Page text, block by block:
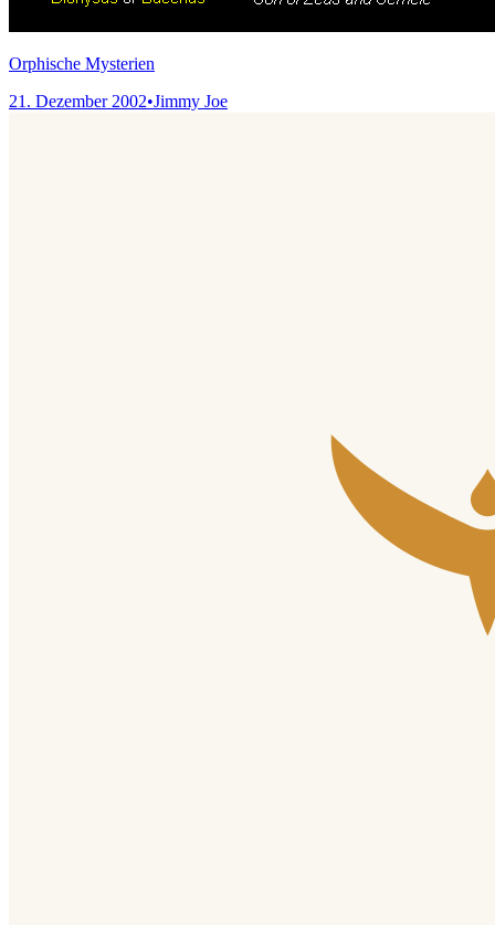
Orphische Mysterien
21. Dezember 2002•Jimmy Joe